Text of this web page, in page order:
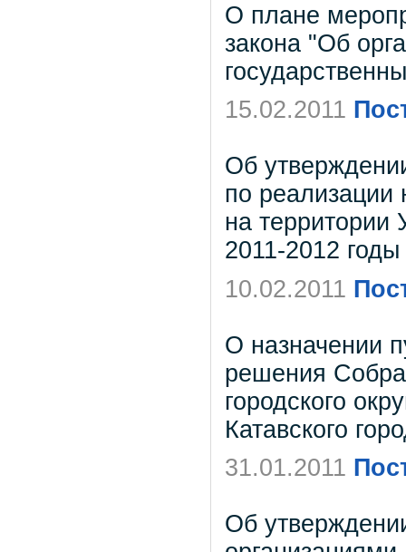
О плане
закона "Об
15.02.2011
Об
по реализации
на территории
2011-2012 годы
10.02.2011
О назначении
решения
городского
Катавского
31.01.2011
Об